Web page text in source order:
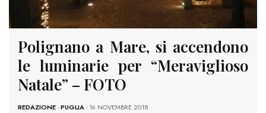
Polignano a Mare, si accendono
le luminarie per “Meraviglioso
Natale” – FOTO
REDAZIONE-PUGLIA- 16 NOVEMBRE 2018